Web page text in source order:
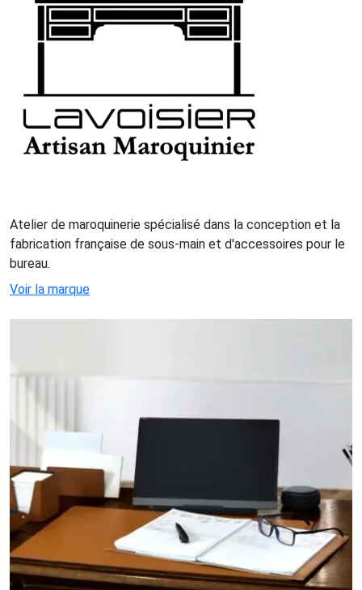
Atelier de maroquinerie spécialisé dans la conception et la
fabrication française de sous-main et d'accessoires pour le
bureau.
Voir la marque